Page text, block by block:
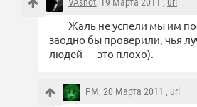
VAshot, 19 Марта 2011 , url
Жаль не успели мы им
заодно бы проверили, чья
людей — это плохо).
PM, 20 Марта 2011 , url